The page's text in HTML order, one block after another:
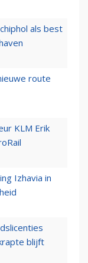
als best
route
KLM Erik
Izhavia in
blijft